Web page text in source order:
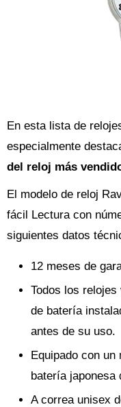
En esta lista de
especialmente
del reloj más
El modelo de reloj
fácil Lectura con
siguientes datos
12 meses de
Todos los
de batería
antes de su uso.
Equipado con
batería japonesa
A correa unisex